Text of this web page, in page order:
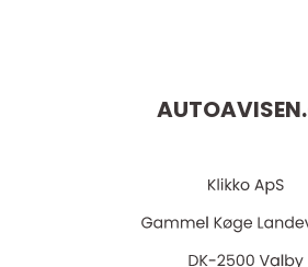
AUTOAVISEN.